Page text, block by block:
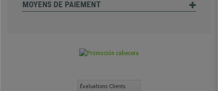
MOYENS DE PAIEMENT
Évaluations Clients